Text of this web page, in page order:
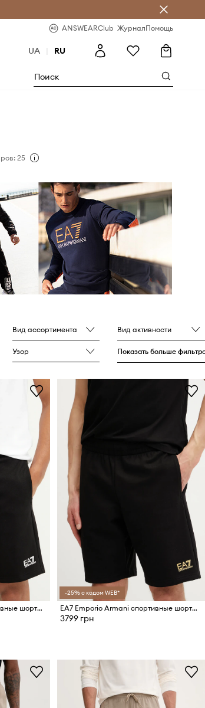
ANSWEARClub ЖурналПомощь
UA | RU
25
Вид ассортимента Вид активности
Узор Показать больше
EA7 Emporio Armani спортивные шорты для мужчин из хлопка
-25% с кодом WEB*
EA7 Emporio Armani спортивные шорты для мужчин из хлопка
3799 грн